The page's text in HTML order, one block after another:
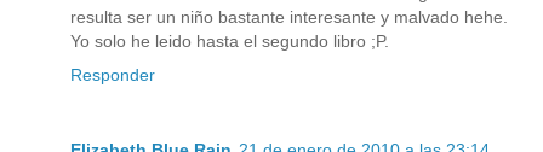
resulta ser un niño bastante interesante y malvado hehe.
Yo solo he leido hasta el segundo libro ;P.
Responder